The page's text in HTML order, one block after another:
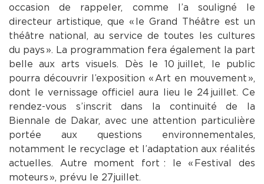
occasion de rappeler, comme l’a souligné le
directeur artistique, que « le Grand Théâtre est un
théâtre national, au service de toutes les cultures
du pays ». La programmation fera également la part
belle aux arts visuels. Dès le 10 juillet, le public
pourra découvrir l’exposition « Art en mouvement »,
dont le vernissage officiel aura lieu le 24 juillet. Ce
rendez-vous s’inscrit dans la continuité de la
Biennale de Dakar, avec une attention particulière
portée aux questions environnementales,
notamment le recyclage et l’adaptation aux réalités
actuelles. Autre moment fort : le « Festival des
moteurs », prévu le 27 juillet.